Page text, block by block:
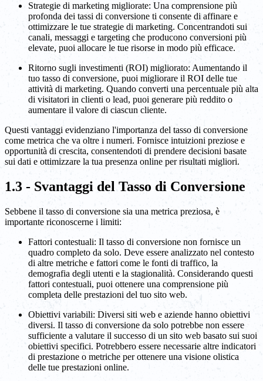
Strategie di marketing migliorate: Una comprensione più
profonda dei tassi di conversione ti consente di affinare e
ottimizzare le tue strategie di marketing. Concentrandoti sui
canali, messaggi e targeting che producono conversioni più
elevate, puoi allocare le tue risorse in modo più efficace.
Ritorno sugli investimenti (ROI) migliorato: Aumentando il
tuo tasso di conversione, puoi migliorare il ROI delle tue
attività di marketing. Quando converti una percentuale più alta
di visitatori in clienti o lead, puoi generare più reddito o
aumentare il valore di ciascun cliente.
Questi vantaggi evidenziano l'importanza del tasso di conversione
come metrica che va oltre i numeri. Fornisce intuizioni preziose e
opportunità di crescita, consentendoti di prendere decisioni basate
sui dati e ottimizzare la tua presenza online per risultati migliori.
1.3 - Svantaggi del Tasso di Conversione
Sebbene il tasso di conversione sia una metrica preziosa, è
importante riconoscerne i limiti:
Fattori contestuali: Il tasso di conversione non fornisce un
quadro completo da solo. Deve essere analizzato nel contesto
di altre metriche e fattori come le fonti di traffico, la
demografia degli utenti e la stagionalità. Considerando questi
fattori contestuali, puoi ottenere una comprensione più
completa delle prestazioni del tuo sito web.
Obiettivi variabili: Diversi siti web e aziende hanno obiettivi
diversi. Il tasso di conversione da solo potrebbe non essere
sufficiente a valutare il successo di un sito web basato sui suoi
obiettivi specifici. Potrebbero essere necessarie altre indicatori
di prestazione o metriche per ottenere una visione olistica
delle tue prestazioni online.